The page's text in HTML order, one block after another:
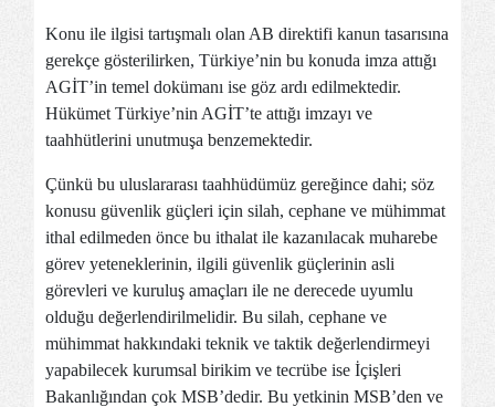
Konu ile ilgisi tartışmalı olan AB direktifi kanun tasarısına
gerekçe gösterilirken, Türkiye’nin bu konuda imza attığı
AGİT’in temel dokümanı ise göz ardı edilmektedir.
Hükümet Türkiye’nin AGİT’te attığı imzayı ve
taahhütlerini unutmuşa benzemektedir.
Çünkü bu uluslararası taahhüdümüz gereğince dahi; söz
konusu güvenlik güçleri için silah, cephane ve mühimmat
ithal edilmeden önce bu ithalat ile kazanılacak muharebe
görev yeteneklerinin, ilgili güvenlik güçlerinin asli
görevleri ve kuruluş amaçları ile ne derecede uyumlu
olduğu değerlendirilmelidir. Bu silah, cephane ve
mühimmat hakkındaki teknik ve taktik değerlendirmeyi
yapabilecek kurumsal birikim ve tecrübe ise İçişleri
Bakanlığından çok MSB’dedir. Bu yetkinin MSB’den ve